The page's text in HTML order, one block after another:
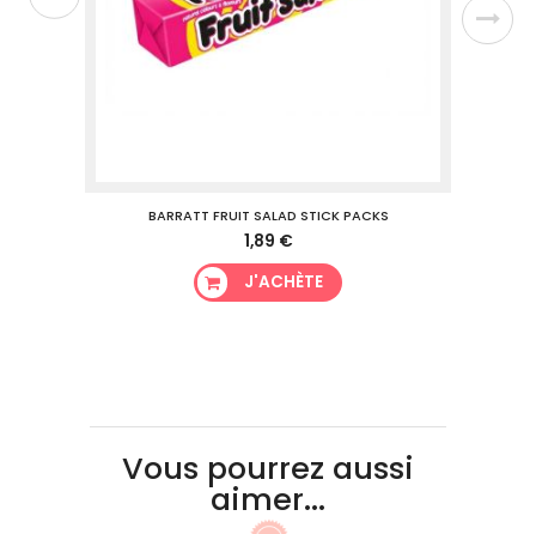
BARRATT FRUIT SALAD STICK PACKS
1,89 €
J'ACHÈTE
Vous pourrez aussi
aimer...